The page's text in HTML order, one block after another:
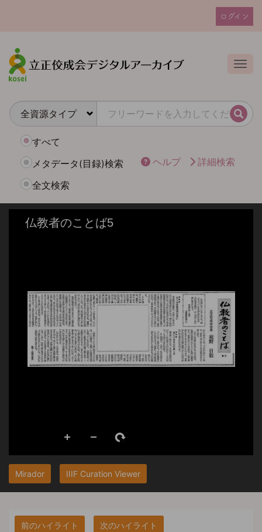
ン
テ
ン
ユ
カ
ウ
ト
ュ
ログイン
検索
すべて
メタデータ(目録)検索
全文検索
ヘルプ 詳細検索
Mirador IIIF Curation Viewer